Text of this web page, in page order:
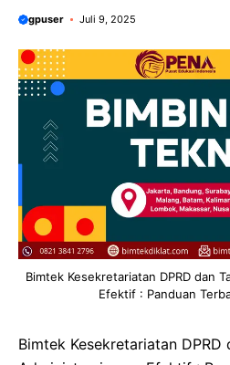
gpuser Juli 9, 2025
Bimtek Kesekretariatan DPRD dan
Efektif : Panduan
Bimtek Kesekretariatan DPRD